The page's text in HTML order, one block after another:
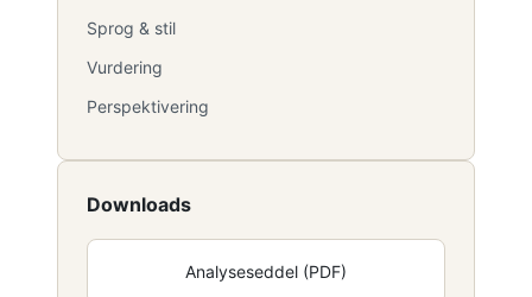
Sprog & stil
Vurdering
Perspektivering
Downloads
Analyseseddel (PDF)